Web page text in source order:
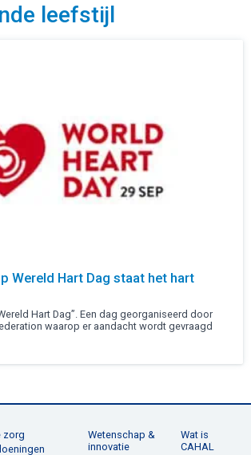
leefstijl
Wereld Hart Dag staat het hart
Hart Dag”. Een dag georganiseerd door
waarop er aandacht wordt gevraagd
zorg
Wetenschap &
innovatie
Wat is
CAHAL